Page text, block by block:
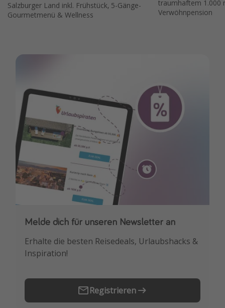
Salzburger Land inkl. Frühstück, 5-Gänge-
Gourmetmenü & Wellness
traumhaftem 1.000
Verwöhnpension
Melde dich für unseren Newsletter an
Erhalte die besten Reisedeals, Urlaubshacks &
Inspiration!
Registrieren
Downloade unsere App
Buche die besten Reiseschnäppchen als
Erstes.